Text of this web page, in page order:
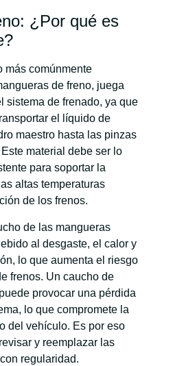
¿Por qué es
más comúnmente
de freno, juega
sistema de frenado, ya que
el líquido de
maestro hasta las pinzas
material debe ser lo
para soportar la
altas temperaturas
de los frenos.
de las mangueras
al desgaste, el calor y
lo que aumenta el riesgo
frenos. Un caucho de
provocar una pérdida
lo que compromete la
del vehículo. Es por eso
y reemplazar las
regularidad.